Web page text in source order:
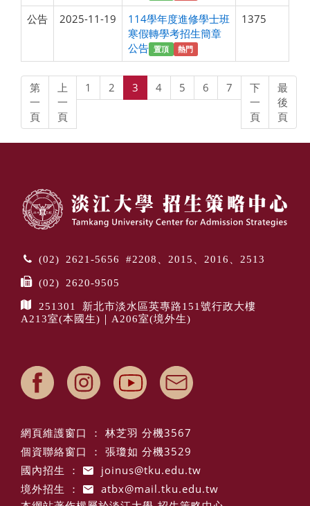
公告 2025-11-19
114學年度進修學士班
寒假轉學考招生簡章
公告 置頂 熱門
1375
第
一
頁
上
一
頁
1 2 3 4 5 6 7
下
一
頁
最
後
頁
(02) 2621-5656 #2208、2015、2016、2513
(02) 2620-9505
251301 新北市淡水區英專路151號行政大樓
A213室(本國生)｜A206室(境外生)
網頁維護窗口 ： 林芝羽 分機3567
個資聯絡窗口 ： 張瓊如 分機3529
國內招生 ：
joinus@tku.edu.tw
境外招生 ：
atbx@mail.tku.edu.tw